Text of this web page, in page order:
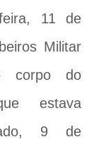
11 de
Militar
corpo do
estava
9 de